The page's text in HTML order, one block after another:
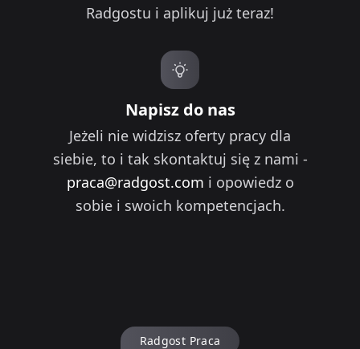
Radgostu i aplikuj już teraz!
Napisz do nas
Jeżeli nie widzisz oferty pracy dla
siebie, to i tak skontaktuj się z nami -
praca@radgost.com i opowiedz o
sobie i swoich kompetencjach.
Radgost Praca